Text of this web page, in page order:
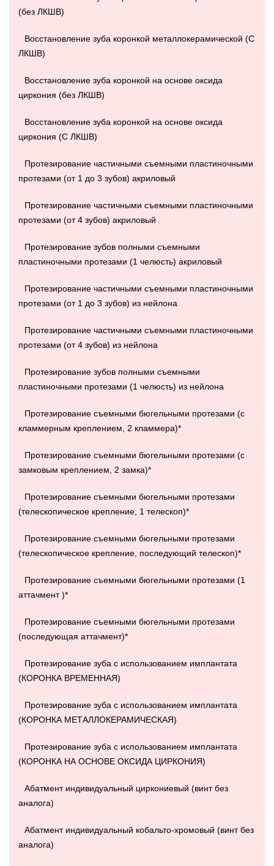
(без ЛКШВ)
Восстановление зуба коронкой металлокерамической (С
ЛКШВ)
Восстановление зуба коронкой на основе оксида
циркония (без ЛКШВ)
Восстановление зуба коронкой на основе оксида
циркония (С ЛКШВ)
Протезирование частичными съемными пластиночными
протезами (от 1 до 3 зубов) акриловый
Протезирование частичными съемными пластиночными
протезами (от 4 зубов) акриловый
Протезирование зубов полными съемными
пластиночными протезами (1 челюсть) акриловый
Протезирование частичными съемными пластиночными
протезами (от 1 до 3 зубов) из нейлона
Протезирование частичными съемными пластиночными
протезами (от 4 зубов) из нейлона
Протезирование зубов полными съемными
пластиночными протезами (1 челюсть) из нейлона
Протезирование съемными бюгельными протезами (с
кламмерным креплением, 2 кламмера)*
Протезирование съемными бюгельными протезами (с
замковым креплением, 2 замка)*
Протезирование съемными бюгельными протезами
(телескопическое крепление, 1 телескоп)*
Протезирование съемными бюгельными протезами
(телескопическое крепление, последующий телескоп)*
Протезирование съемными бюгельными протезами (1
аттачмент )*
Протезирование съемными бюгельными протезами
(последующая аттачмент)*
Протезирование зуба с использованием имплантата
(КОРОНКА ВРЕМЕННАЯ)
Протезирование зуба с использованием имплантата
(КОРОНКА МЕТАЛЛОКЕРАМИЧЕСКАЯ)
Протезирование зуба с использованием имплантата
(КОРОНКА НА ОСНОВЕ ОКСИДА ЦИРКОНИЯ)
Абатмент индивидуальный циркониевый (винт без
аналога)
Абатмент индивидуальный кобальто-хромовый (винт без
аналога)